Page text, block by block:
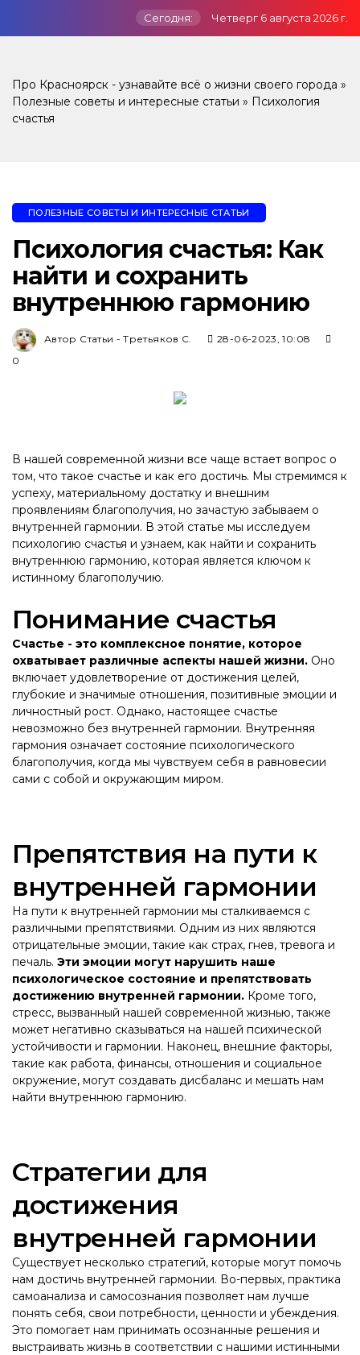
Сегодня: Четверг 6 августа 2026 г.
Про Красноярск - узнавайте всё о жизни своего города »
Полезные советы и интересные статьи » Психология
счастья
ПОЛЕЗНЫЕ СОВЕТЫ И ИНТЕРЕСНЫЕ СТАТЬИ
Психология счастья: Как
найти и сохранить
внутреннюю гармонию
Автор Статьи - Третьяков С.
28-06-2023, 10:08
0
В нашей современной жизни все чаще встает вопрос о
том, что такое счастье и как его достичь. Мы стремимся к
успеху, материальному достатку и внешним
проявлениям благополучия, но зачастую забываем о
внутренней гармонии. В этой статье мы исследуем
психологию счастья и узнаем, как найти и сохранить
внутреннюю гармонию, которая является ключом к
истинному благополучию.
Понимание счастья
Счастье - это комплексное понятие, которое
охватывает различные аспекты нашей жизни. Оно
включает удовлетворение от достижения целей,
глубокие и значимые отношения, позитивные эмоции и
личностный рост. Однако, настоящее счастье
невозможно без внутренней гармонии. Внутренняя
гармония означает состояние психологического
благополучия, когда мы чувствуем себя в равновесии
сами с собой и окружающим миром.
Препятствия на пути к
внутренней гармонии
На пути к внутренней гармонии мы сталкиваемся с
различными препятствиями. Одним из них являются
отрицательные эмоции, такие как страх, гнев, тревога и
печаль. Эти эмоции могут нарушить наше
психологическое состояние и препятствовать
достижению внутренней гармонии. Кроме того,
стресс, вызванный нашей современной жизнью, также
может негативно сказываться на нашей психической
устойчивости и гармонии. Наконец, внешние факторы,
такие как работа, финансы, отношения и социальное
окружение, могут создавать дисбаланс и мешать нам
найти внутреннюю гармонию.
Стратегии для
достижения
внутренней гармонии
Существует несколько стратегий, которые могут помочь
нам достичь внутренней гармонии. Во-первых, практика
самоанализа и самосознания позволяет нам лучше
понять себя, свои потребности, ценности и убеждения.
Это помогает нам принимать осознанные решения и
выстраивать жизнь в соответствии с нашими истинными